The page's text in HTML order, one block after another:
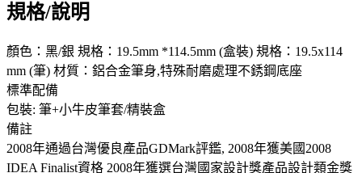
規格/說明
顏色：黑/銀 規格：19.5mm *114.5mm (盒裝) 規格：19.5x114
mm (筆) 材質：鋁合金筆身,特殊耐磨處理不銹鋼底座
標準配備
包裝: 筆+小牛皮筆套/精裝盒
備註
2008年通過台灣優良產品GDMark評鑑, 2008年獲美國2008
IDEA Finalist資格 2008年獲選台灣國家設計獎產品設計類金獎